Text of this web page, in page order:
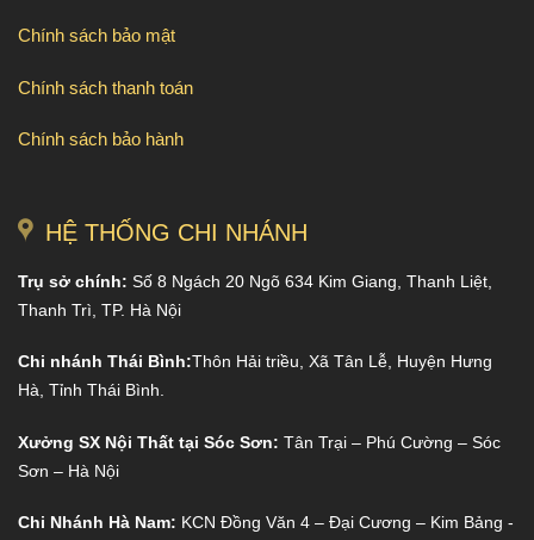
Chính sách bảo mật
Chính sách thanh toán
Chính sách bảo hành
HỆ THỐNG CHI NHÁNH
Trụ sở chính: Số 8 Ngách 20 Ngõ 634 Kim Giang, Thanh Liệt,
Thanh Trì, TP. Hà Nội
Chi nhánh Thái Bình:Thôn Hải triều, Xã Tân Lễ, Huyện Hưng
Hà, Tỉnh Thái Bình.
Xưởng SX Nội Thất tại Sóc Sơn: Tân Trại – Phú Cường – Sóc
Sơn – Hà Nội
Chi Nhánh Hà Nam: KCN Đồng Văn 4 – Đại Cương – Kim Bảng -